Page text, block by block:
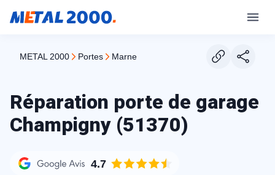
METAL 2000 portes marne
Réparation porte de garage
Champigny (51370)
4.7